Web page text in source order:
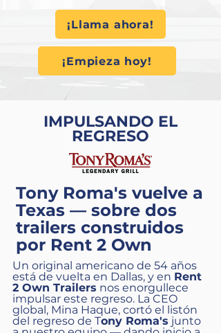
¡Llama ahora!
¡Empieza hoy!
IMPULSANDO EL
REGRESO
Tony Roma's vuelve a
Texas — sobre dos
trailers construidos
por Rent 2 Own
Un original americano de 54 años
está de vuelta en Dallas, y en Rent
2 Own Trailers nos enorgullece
impulsar este regreso. La CEO
global, Mina Haque, cortó el listón
del regreso de Tony Roma's junto